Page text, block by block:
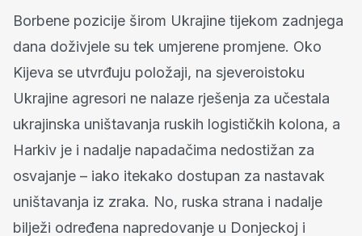
Borbene pozicije širom Ukrajine tijekom zadnjega
dana doživjele su tek umjerene promjene. Oko
Kijeva se utvrđuju položaji, na sjeveroistoku
Ukrajine agresori ne nalaze rješenja za učestala
ukrajinska uništavanja ruskih logističkih kolona, a
Harkiv je i nadalje napadačima nedostižan za
osvajanje – iako itekako dostupan za nastavak
uništavanja iz zraka. No, ruska strana i nadalje
bilježi određena napredovanje u Donjeckoj i